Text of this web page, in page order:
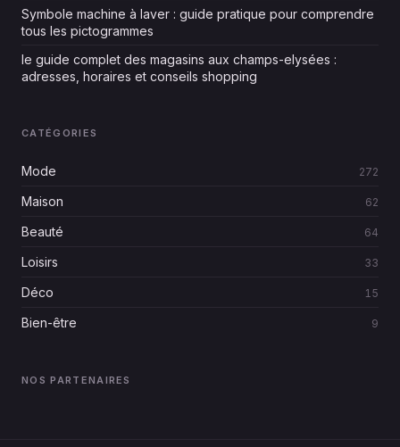
Symbole machine à laver : guide pratique pour comprendre
tous les pictogrammes
le guide complet des magasins aux champs-elysées :
adresses, horaires et conseils shopping
CATÉGORIES
Mode 272
Maison 62
Beauté 64
Loisirs 33
Déco 15
Bien-être 9
NOS PARTENAIRES